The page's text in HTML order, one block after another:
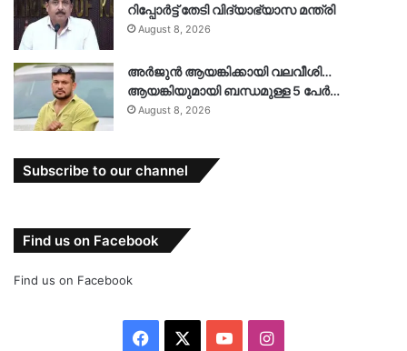
റിപ്പോർട്ട് തേടി വിദ്യാഭ്യാസ മന്ത്രി
August 8, 2026
അർജുൻ ആയങ്കിക്കായി വലവീശി…
ആയങ്കിയുമായി ബന്ധമുള്ള 5 പേർ…
August 8, 2026
Subscribe to our channel
Find us on Facebook
Find us on Facebook
Facebook YouTubeInstagram